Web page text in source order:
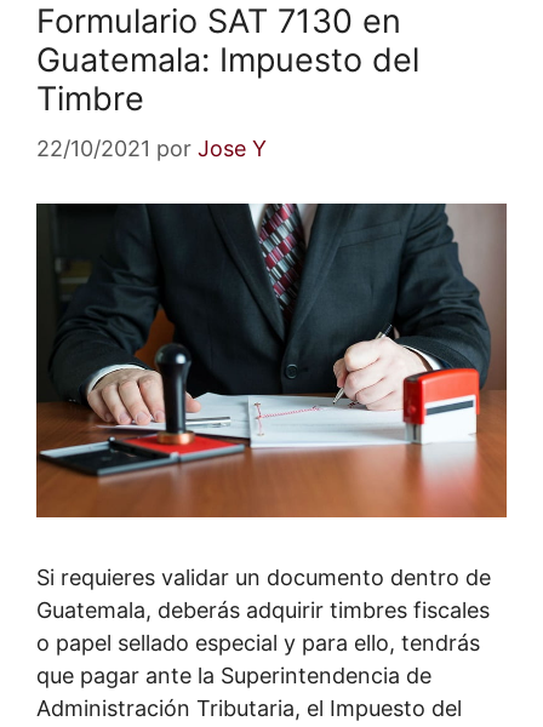
Formulario SAT 7130 en
Guatemala: Impuesto del
Timbre
22/10/2021 por Jose Y
Si requieres validar un documento dentro de
Guatemala, deberás adquirir timbres fiscales
o papel sellado especial y para ello, tendrás
que pagar ante la Superintendencia de
Administración Tributaria, el Impuesto del